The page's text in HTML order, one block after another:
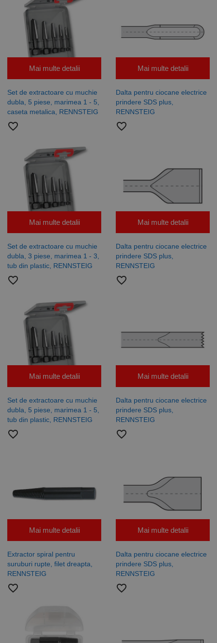
Mai multe detalii
Set de extractoare cu muchie
dubla, 5 piese, marimea 1 - 5,
caseta metalica, RENNSTEIG
favorite_border
Mai multe detalii
Dalta pentru ciocane electrice
prindere SDS plus,
RENNSTEIG
favorite_border
Mai multe detalii
Set de extractoare cu muchie
dubla, 3 piese, marimea 1 - 3,
tub din plastic, RENNSTEIG
favorite_border
Mai multe detalii
Dalta pentru ciocane electrice
prindere SDS plus,
RENNSTEIG
favorite_border
Mai multe detalii
Set de extractoare cu muchie
dubla, 5 piese, marimea 1 - 5,
tub din plastic, RENNSTEIG
favorite_border
Mai multe detalii
Dalta pentru ciocane electrice
prindere SDS plus,
RENNSTEIG
favorite_border
Mai multe detalii
Extractor spiral pentru
suruburi rupte, filet dreapta,
RENNSTEIG
favorite_border
Mai multe detalii
Dalta pentru ciocane electrice
prindere SDS plus,
RENNSTEIG
favorite_border